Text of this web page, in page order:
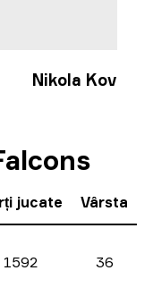
Nikola Kovač
jucate Vârsta
1592 36